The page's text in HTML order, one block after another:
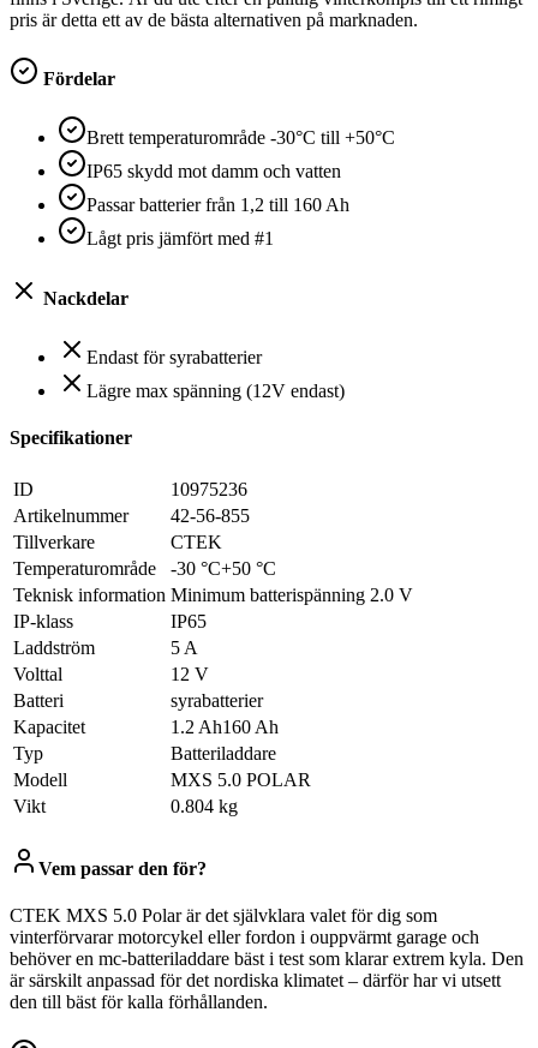
pris är detta ett av de bästa alternativen på marknaden.
Fördelar
Brett temperaturområde -30°C till +50°C
IP65 skydd mot damm och vatten
Passar batterier från 1,2 till 160 Ah
Lågt pris jämfört med #1
Nackdelar
Endast för syrabatterier
Lägre max spänning (12V endast)
Specifikationer
ID
10975236
Artikelnummer
42-56-855
Tillverkare
CTEK
Temperaturområde
-30 °C+50 °C
Teknisk information Minimum batterispänning 2.0 V
IP-klass
IP65
Laddström
5 A
Volttal
12 V
Batteri
syrabatterier
Kapacitet
1.2 Ah160 Ah
Typ
Batteriladdare
Modell
MXS 5.0 POLAR
Vikt
0.804 kg
Vem passar den för?
CTEK MXS 5.0 Polar är det självklara valet för dig som
vinterförvarar motorcykel eller fordon i ouppvärmt garage och
behöver en mc-batteriladdare bäst i test som klarar extrem kyla. Den
är särskilt anpassad för det nordiska klimatet – därför har vi utsett
den till bäst för kalla förhållanden.